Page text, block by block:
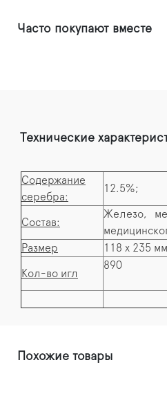
Часто покупают вместе
Технические
Содержание
серебра:
12.5%;
Состав:
Железо,
Размер
118 х 235
Кол-во игл
890
Похожие товары